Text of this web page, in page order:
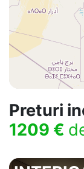
Preturi
1209 €